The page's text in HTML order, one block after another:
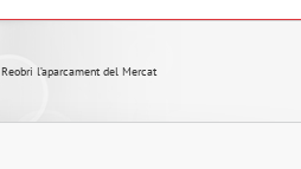
Reobri l’aparcament del Mercat